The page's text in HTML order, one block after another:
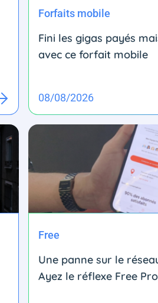
Forfaits mobile
Fini les gigas payés
avec ce forfait mobile
08/08/2026
Free
Une panne sur le
Ayez le réflexe Free